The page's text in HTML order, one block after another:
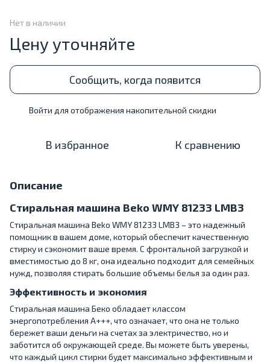
Нет в наличии
Цену уточняйте
Сообщить, когда появится
Войти для отображения накопительной скидки
В избранное К сравнению
Описание
Стиральная машина Beko WMY 81233 LMB3
Стиральная машина Beko WMY 81233 LMB3 – это надежный
помощник в вашем доме, который обеспечит качественную
стирку и сэкономит ваше время. С фронтальной загрузкой и
вместимостью до 8 кг, она идеально подходит для семейных
нужд, позволяя стирать большие объемы белья за один раз.
Эффективность и экономия
Стиральная машина Беко обладает классом
энергопотребления A+++, что означает, что она не только
бережет ваши деньги на счетах за электричество, но и
заботится об окружающей среде. Вы можете быть уверены,
что каждый цикл стирки будет максимально эффективным и